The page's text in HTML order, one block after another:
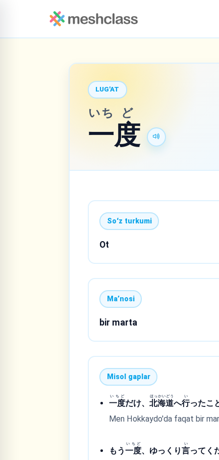
LUG'AT
一
いち
度
ど
Soʻz turkumi
Ot
Maʼnosi
bir marta
Misol gaplar
一度
いちど
だけ、北海道
ほっかいどう
へ行
い
ったこ
Men Hokkaydo'da faqat bir
もう一度
いちど
、ゆっくり言
い
ってく